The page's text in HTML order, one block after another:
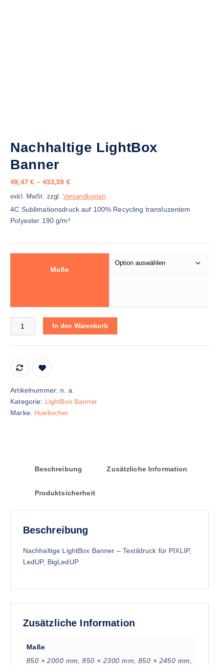
Nachhaltige LightBox
Banner
49,47 € – 433,59 €
exkl. MwSt. zzgl. Versandkosten
4C Sublimationsdruck auf 100% Recycling transluzentem
Polyester 190 g/m²
Maße
Nachhaltige LightBox Banner Menge
In den Warenkorb
Artikelnummer: n. a.
Kategorie: LightBox Banner
Marke: Huebscher
Beschreibung Zusätzliche Information
Produktsicherheit
Beschreibung
Nachhaltige LightBox Banner – Textildruck für PIXLIP,
LedUP, BigLedUP
Zusätzliche Information
Maße
850 × 2000 mm, 850 × 2300 mm, 850 × 2450 mm,